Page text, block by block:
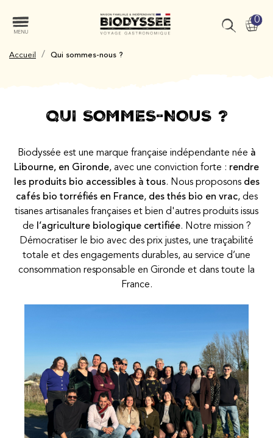
MENU
0
Accueil / Qui sommes-nous ?
QUI SOMMES-NOUS ?
Biodyssée est une marque française indépendante née à
Libourne, en Gironde, avec une conviction forte : rendre
les produits bio accessibles à tous. Nous proposons des
cafés bio torréfiés en France, des thés bio en vrac, des
tisanes artisanales françaises et bien d'autres produits issus
de l’agriculture biologique certifiée. Notre mission ?
Démocratiser le bio avec des prix justes, une traçabilité
totale et des engagements durables, au service d’une
consommation responsable en Gironde et dans toute la
France.